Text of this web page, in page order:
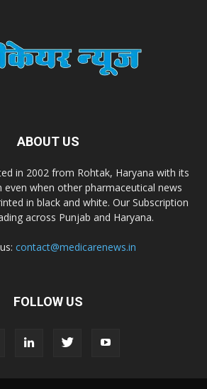
ABOUT US
in 2002 from Rohtak, Haryana with its
even when other pharmaceutical news
in black and white. Our Subscription
across Punjab and Haryana.
contact@medicarenews.in
FOLLOW US